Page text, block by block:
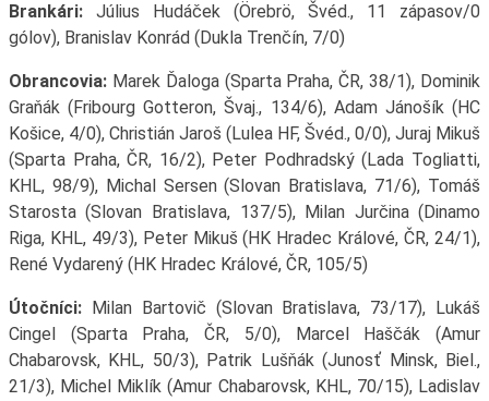
Brankári:Július Hudáček (Örebrö, Švéd., 11 zápasov/0
gólov), Branislav Konrád (Dukla Trenčín, 7/0)
Obrancovia:Marek Ďaloga (Sparta Praha, ČR, 38/1), Dominik
Graňák (Fribourg Gotteron, Švaj., 134/6), Adam Jánošík (HC
Košice, 4/0), Christián Jaroš (Lulea HF, Švéd., 0/0), Juraj Mikuš
(Sparta Praha, ČR, 16/2), Peter Podhradský (Lada Togliatti,
KHL, 98/9), Michal Sersen (Slovan Bratislava, 71/6), Tomáš
Starosta (Slovan Bratislava, 137/5), Milan Jurčina (Dinamo
Riga, KHL, 49/3), Peter Mikuš (HK Hradec Králové, ČR, 24/1),
René Vydarený (HK Hradec Králové, ČR, 105/5)
Útočníci:Milan Bartovič (Slovan Bratislava, 73/17), Lukáš
Cingel (Sparta Praha, ČR, 5/0), Marcel Haščák (Amur
Chabarovsk, KHL, 50/3), Patrik Lušňák (Junosť Minsk, Biel.,
21/3), Michel Miklík (Amur Chabarovsk, KHL, 70/15), Ladislav